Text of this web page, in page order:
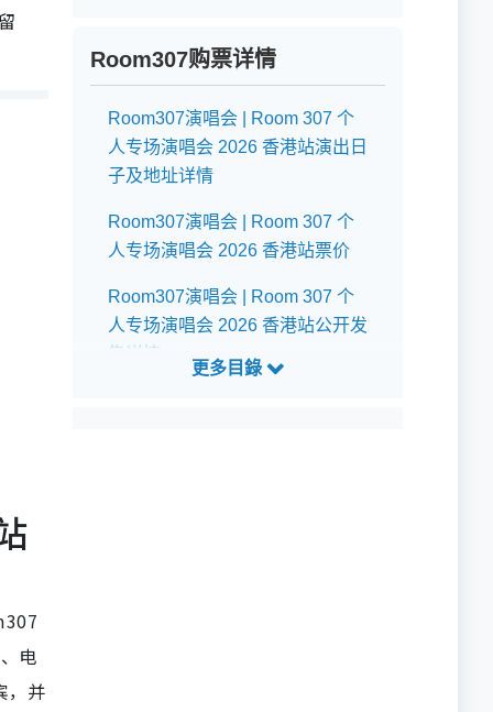
电
，并
Room307购票详情
Room307演唱会 | Room 307 个
人专场演唱会 2026 香港站演出日
子及地址详情
Room307演唱会 | Room 307 个
人专场演唱会 2026 香港站票价
Room307演唱会 | Room 307 个
人专场演唱会 2026 香港站公开发
售详情